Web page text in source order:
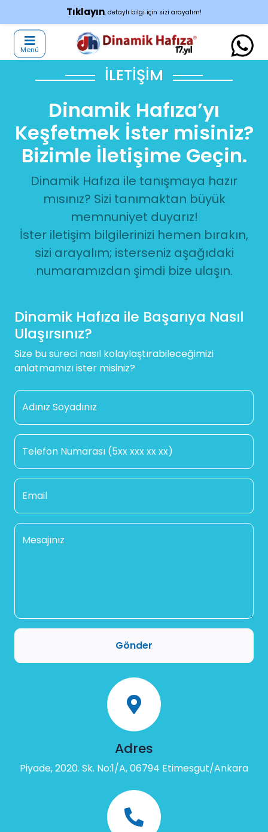
Tıklayın, detaylı bilgi için sizi arayalım!
Menü
İLETİŞİM
Dinamik Hafıza’yı
Keşfetmek İster misiniz?
Bizimle İletişime Geçin.
Dinamik Hafıza ile tanışmaya hazır
mısınız? Sizi tanımaktan büyük
memnuniyet duyarız!
İster iletişim bilgilerinizi hemen bırakın,
sizi arayalım; isterseniz aşağıdaki
numaramızdan şimdi bize ulaşın.
Dinamik Hafıza ile Başarıya Nasıl
Ulaşırsınız?
Size bu süreci nasıl kolaylaştırabileceğimizi
anlatmamızı ister misiniz?
Adınız Soyadınız
Telefon Numarası (5xx xxx xx xx)
Email
Mesajınız
Gönder
Adres
Piyade, 2020. Sk. No:1/A, 06794 Etimesgut/Ankara